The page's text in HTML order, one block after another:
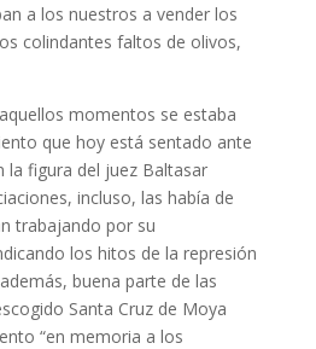
a los nuestros a vender los
colindantes faltos de olivos,
momentos se estaba
que hoy está sentado ante
la figura del juez Baltasar
incluso, las había de
trabajando por su
los hitos de la represión
buena parte de las
Santa Cruz de Moya
“en memoria a los